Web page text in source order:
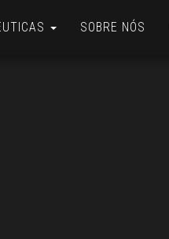
SOBRE NÓS